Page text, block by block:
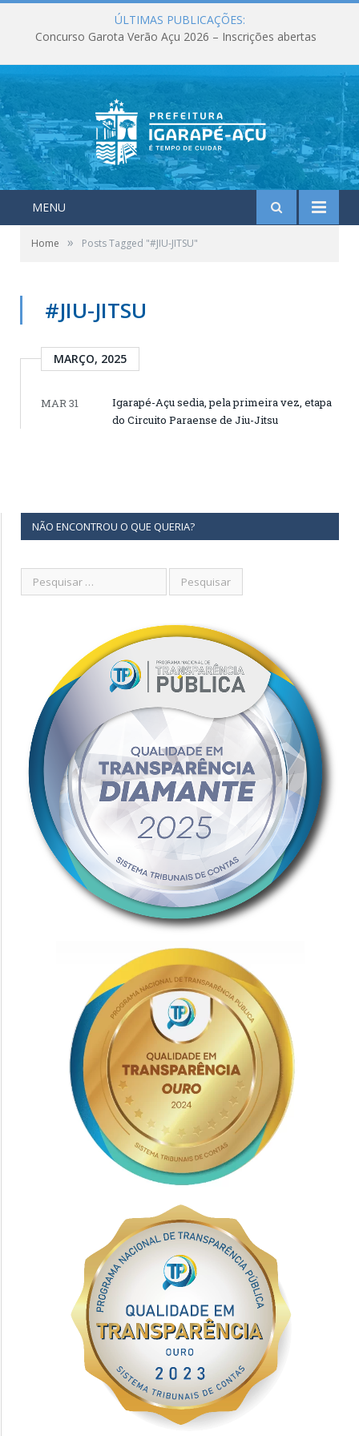
ÚLTIMAS PUBLICAÇÕES:
Concurso Garota Verão Açu 2026 – Inscrições abertas
MENU
Home » Posts Tagged "#JIU-JITSU"
#JIU-JITSU
MARÇO, 2025
MAR 31
Igarapé-Açu sedia, pela primeira vez, etapa
do Circuito Paraense de Jiu-Jitsu
NÃO ENCONTROU O QUE QUERIA?